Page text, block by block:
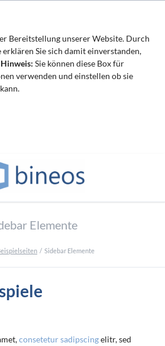
Bereitstellung unserer Website. Durch
Sie sich damit einverstanden,
Hinweis: Sie können diese Box für
verwenden und einstellen ob sie
Elemente
Sidebar Elemente
consetetur sadipscingelitr, sed